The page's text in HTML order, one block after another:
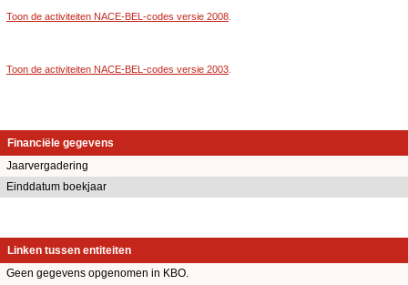
Toon de activiteiten NACE-BEL-codes versie 2008
Toon de activiteiten NACE-BEL-codes versie 2003
Financiële gegevens
Jaarvergadering
Einddatum boekjaar
Linken tussen entiteiten
Geen gegevens opgenomen in KBO.